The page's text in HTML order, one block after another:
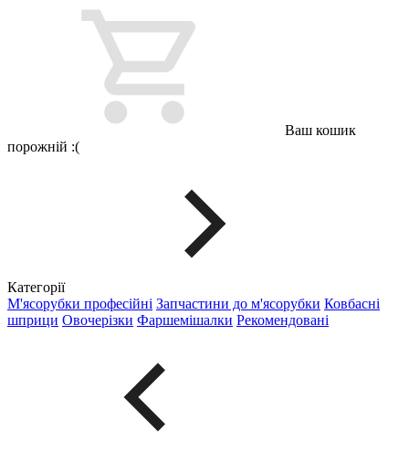
Ваш кошик
порожній :(
Категорії
М'ясорубки професійні Запчастини до м'ясорубки Ковбасні
шприци Овочерізки Фаршемішалки Рекомендовані